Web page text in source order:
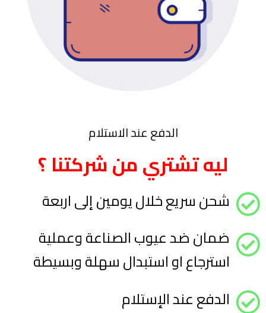
الدفع عند الاستلام
ليه تشتري من شركتنا ؟
شحن سريع خلال يومين إلى اربعة
ضمان ضد عيوب الصناعة وعملية
استرجاع او استبدال سهلة وبسيطة
الدفع عند الإستلام